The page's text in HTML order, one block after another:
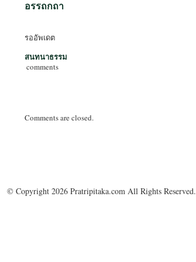
อรรถกถา
รออัพเดต
สนทนาธรรม
comments
Comments are closed.
© Copyright 2026 Pratripitaka.com All Rights Reserved.